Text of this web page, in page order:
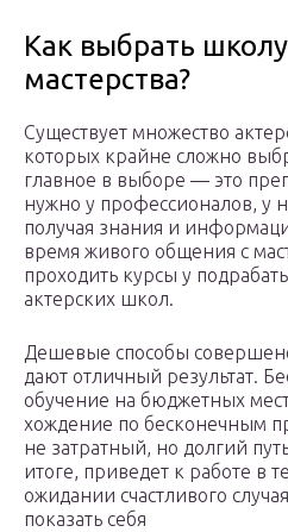
Как выбрать
мастерства?
Существует множество
которых крайне сложно
главное в выборе — это
нужно у профессионалов, у
получая знания и
время живого общения с
проходить курсы у
актерских школ.
Дешевые способы
дают отличный результат.
обучение на бюджетных
хождение по бесконечным
не затратный, но долгий
итоге, приведет к работе в
ожидании счастливого
показать себя